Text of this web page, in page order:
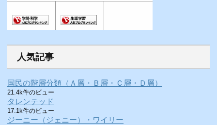
人気記事
国民の階層分類（Ａ層・Ｂ層・Ｃ層・Ｄ層）
21.4k件のビュー
タレンテッド
17.1k件のビュー
ジーニー（ジェニー）・ワイリー